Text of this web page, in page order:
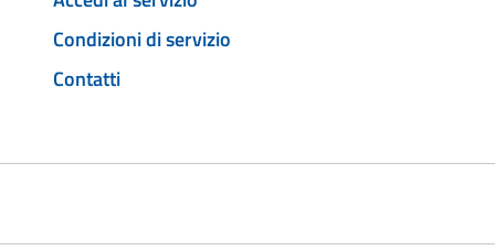
Condizioni di servizio
Contatti